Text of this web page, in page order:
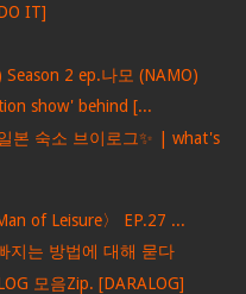
IT]
Season 2 ep.나모 (NAMO)
show' behind [...
본 숙소 브이로그✨ | what's
of Leisure〉 EP.27 ...
지는 방법에 대해 묻다
모음Zip. [DARALOG]